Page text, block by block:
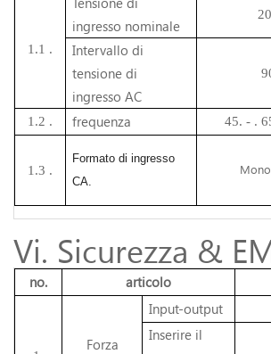
1.1 .
ingresso nominale
Intervallo di
tensione di
ingresso AC
1.2 . frequenza 45. - .
1.3 .
Formato di ingresso
CA.
Vi. Sicurezza &
no. articolo
Forza
Input-output
Inserire il